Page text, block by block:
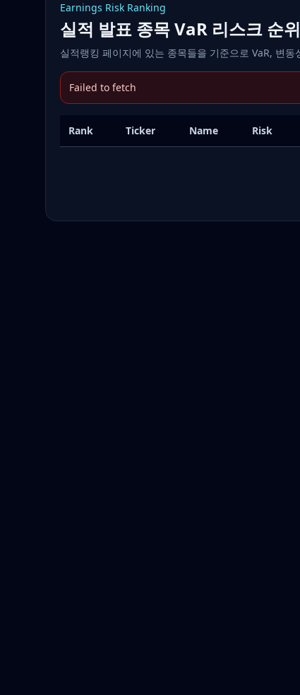
Earnings Risk Ranking
실적 발표 종목 VaR 리스크 순위
실적랭킹 페이지에 있는 종목들을 기준으로 VaR, 변
Failed to fetch
Rank Ticker Name Risk